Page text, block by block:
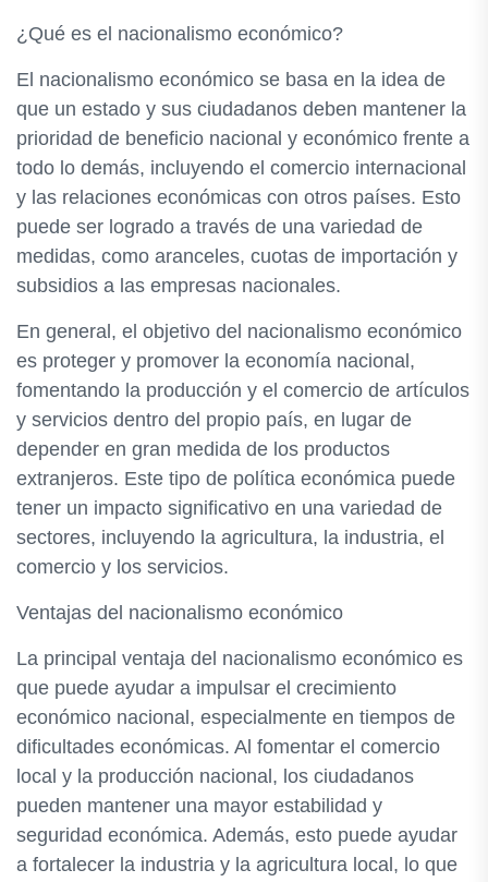
¿Qué es el nacionalismo económico?
El nacionalismo económico se basa en la idea de
que un estado y sus ciudadanos deben mantener la
prioridad de beneficio nacional y económico frente a
todo lo demás, incluyendo el comercio internacional
y las relaciones económicas con otros países. Esto
puede ser logrado a través de una variedad de
medidas, como aranceles, cuotas de importación y
subsidios a las empresas nacionales.
En general, el objetivo del nacionalismo económico
es proteger y promover la economía nacional,
fomentando la producción y el comercio de artículos
y servicios dentro del propio país, en lugar de
depender en gran medida de los productos
extranjeros. Este tipo de política económica puede
tener un impacto significativo en una variedad de
sectores, incluyendo la agricultura, la industria, el
comercio y los servicios.
Ventajas del nacionalismo económico
La principal ventaja del nacionalismo económico es
que puede ayudar a impulsar el crecimiento
económico nacional, especialmente en tiempos de
dificultades económicas. Al fomentar el comercio
local y la producción nacional, los ciudadanos
pueden mantener una mayor estabilidad y
seguridad económica. Además, esto puede ayudar
a fortalecer la industria y la agricultura local, lo que